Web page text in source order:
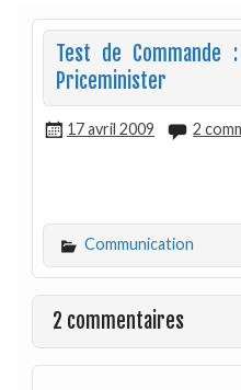
Test de Commande
Priceminister
17 avril 2009 2
Communication
2 commentaires